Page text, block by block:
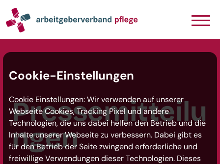
Navigation
Inhalt
Seitenabschluss
Pressemitteilu
ngen
Cookie-Einstellungen
Cookie Einstellungen: Wir verwenden auf unserer
Webseite Cookies, Tracking Pixel und andere
Technologien, die uns dabei helfen den Betrieb und die
Inhalte unserer Webseite zu verbessern. Dabei gibt es
für den Betrieb der Seite zwingend erforderliche und
freiwillige Verwendungen dieser Technologien. Dieses